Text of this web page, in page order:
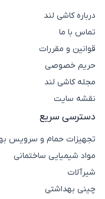
درباره کاشی لند
تماس با ما
قوانین و مقررات
حریم خصوصی
مجله کاشی لند
نقشه سایت
دسترسی سریع
تجهیزات حمام و سرویس
مواد شیمیایی ساختمانی
شیرآلات
چینی بهداشتی